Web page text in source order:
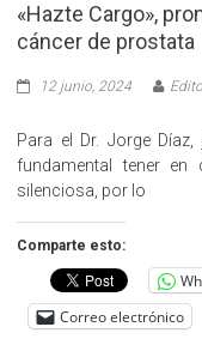
«Hazte Cargo»,
cáncer de prostata
12 junio, 2024
Para el Dr. Jorge
fundamental tener en
silenciosa, por lo
Comparte esto:
Correo electrónico